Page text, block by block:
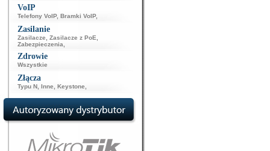
VoIP
Telefony VoIP, Bramki VoIP,
Zasilanie
Zasilacze Zasilacze z PoE
Zabezpieczenia
Zdrowie
Wszystkie
Złącza
Typu N Inne Keystone